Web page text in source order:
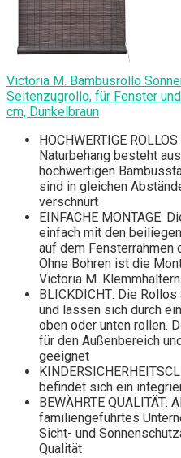
Victoria M. Bambusrollo
Seitenzugrollo, für Fenster
cm, Dunkelbraun
HOCHWERTIGE
Naturbehang besteht
hochwertigen
sind in gleichen
verschnürt
EINFACHE MONTAGE:
einfach mit den
auf dem Fensterrahmen
Ohne Bohren ist die
Victoria M.
BLICKDICHT: Die
und lassen sich durch
oben oder unten rollen.
für den Außenbereich
geeignet
befindet sich ein
BEWÄHRTE QUALITÄT:
familiengeführtes
Sicht- und
Qualität